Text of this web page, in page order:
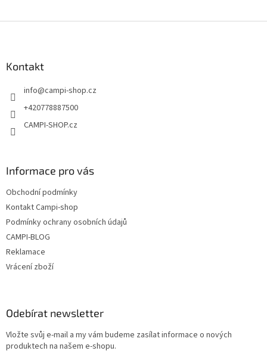
Kontakt
info@campi-shop.cz
+420778887500
CAMPI-SHOP.cz
Informace pro vás
Obchodní podmínky
Kontakt Campi-shop
Podmínky ochrany osobních údajů
CAMPI-BLOG
Reklamace
Vrácení zboží
Odebírat newsletter
Vložte svůj e-mail a my vám budeme zasílat informace o nových
produktech na našem e-shopu.